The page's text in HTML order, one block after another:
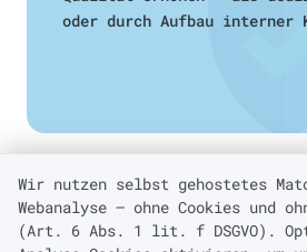
oder durch Aufbau interner
Senior Staff
Erfahrene Spezialisten aus
Wir nutzen selbst gehostetes
Webanalyse — ohne Cookies und
(Art. 6 Abs. 1 lit. f DSGVO).